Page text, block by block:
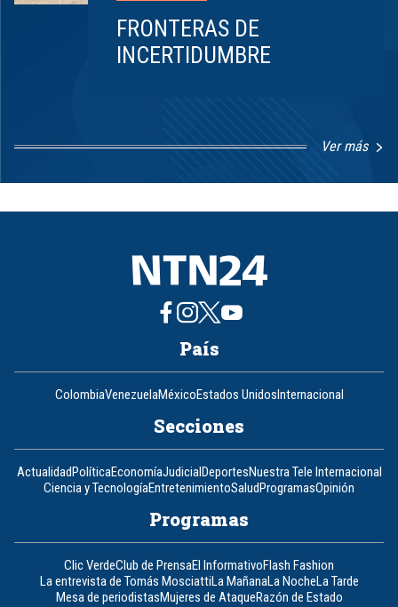
FRONTERAS DE
INCERTIDUMBRE
Ver más
1
8
País
ColombiaVenezuelaMéxicoEstados UnidosInternacional
Secciones
ActualidadPolíticaEconomíaJudicialDeportesNuestra Tele Internacional
Ciencia y TecnologíaEntretenimientoSaludProgramasOpinión
Programas
Clic VerdeClub de PrensaEl InformativoFlash Fashion
La entrevista de Tomás MosciattiLa MañanaLa NocheLa Tarde
Mesa de periodistasMujeres de AtaqueRazón de Estado